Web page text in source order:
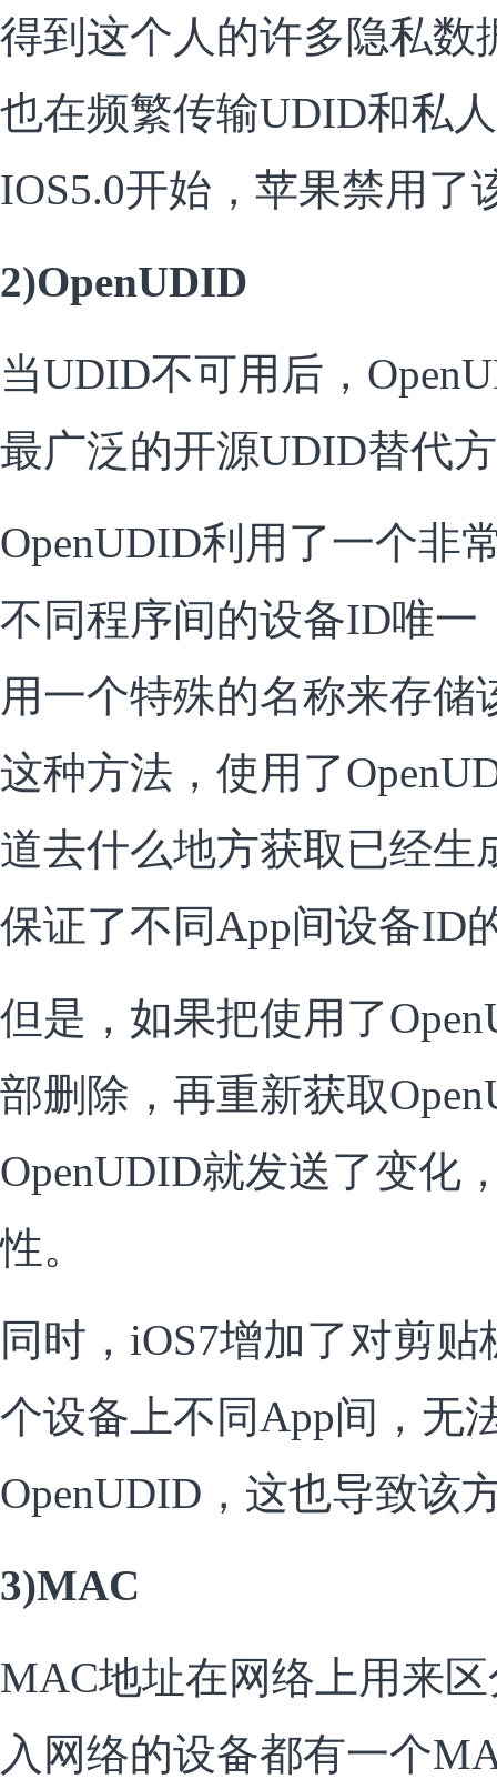
得到这个人的许多隐私数
也在频繁传输UDID和私
IOS5.0开始，苹果禁用了
2)OpenUDID
当UDID不可用后，
最广泛的开源UDID替代
OpenUDID利用了一个非
不同程序间的设备ID唯一
用一个特殊的名称来存储
这种方法，使用了
道去什么地方获取已经生
保证了不同App间设备ID
但是，如果把使用了
部删除，再重新获取
OpenUDID就发送了变化
性。
同时，iOS7增加了对剪
个设备上不同App间，无
OpenUDID，这也导致该
3)MAC
MAC地址在网络上用来
入网络的设备都有一个